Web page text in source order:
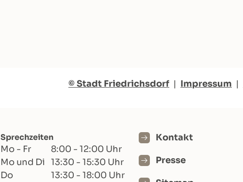
© Stadt Friedrichsdorf | Impressum |
Sprechzeiten
Mo - Fr
8:00 - 12:00 Uhr
Mo und Di
13:30 - 15:30 Uhr
Do
13:30 - 18:00 Uhr
Kontakt
Presse